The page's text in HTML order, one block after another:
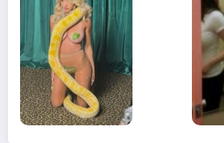
adolescente